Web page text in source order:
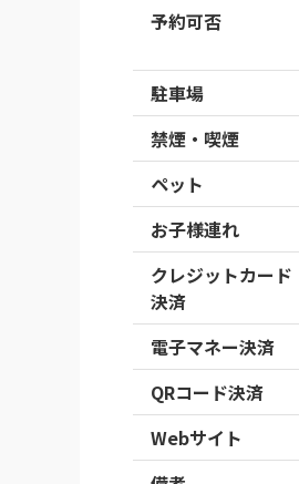
予約可否
駐車場
禁煙・喫煙
ペット
お子様連れ
クレジットカード
決済
電子マネー決済
QRコード決済
Webサイト